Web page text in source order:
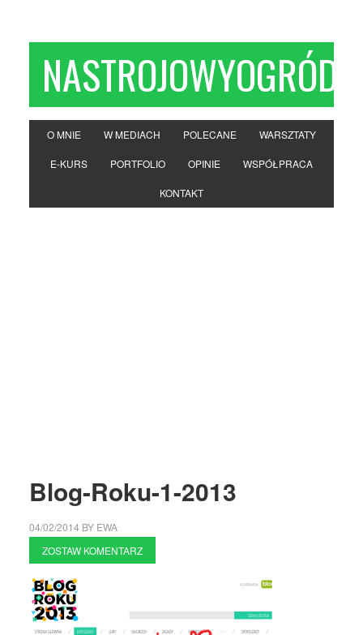
NASTROJOWYOGRÓD
O MNIE W MEDIACH POLECANE WARSZTATY
E-KURS PORTFOLIO OPINIE WSPÓŁPRACA
KONTAKT
Blog-Roku-1-2013
04/02/2014 BY EWA
ZOSTAW KOMENTARZ